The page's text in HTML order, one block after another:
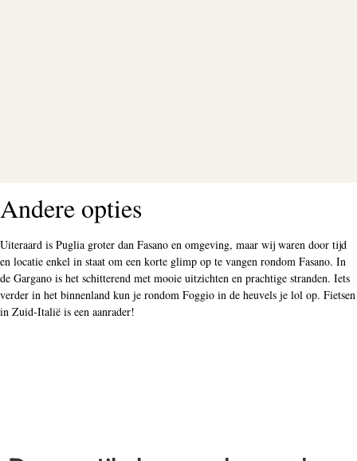
Andere opties
Uiteraard is Puglia groter dan Fasano en omgeving, maar wij waren door tijd
en locatie enkel in staat om een korte glimp op te vangen rondom Fasano. In
de Gargano is het schitterend met mooie uitzichten en prachtige stranden. Iets
verder in het binnenland kun je rondom Foggio in de heuvels je lol op. Fietsen
in Zuid-Italië is een aanrader!